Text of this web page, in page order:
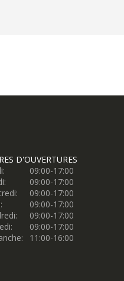
D'OUVERTURES
09:00-17:00
09:00-17:00
09:00-17:00
09:00-17:00
09:00-17:00
09:00-17:00
11:00-16:00